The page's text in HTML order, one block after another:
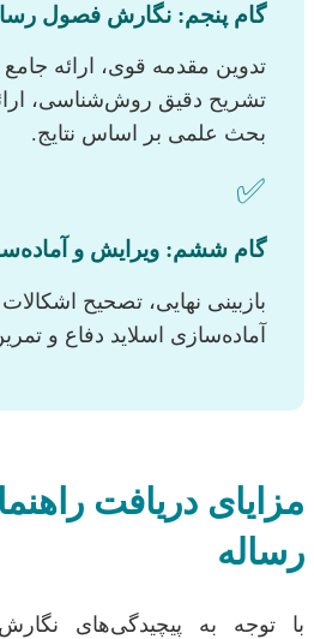
گام پنجم: نگارش فصول
تدوین مقدمه قوی، ارائه
تشریح دقیق روش‌شناسی،
بحث علمی بر اساس نتایج.
✅
گام ششم: ویرایش و
بازبینی نهایی، تصحیح
آماده‌سازی اسلاید دفاع و
مزایای دریافت
رساله
با توجه به پیچیدگی‌های